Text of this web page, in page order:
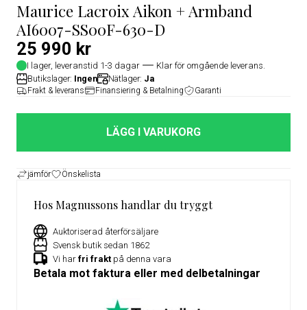
Maurice Lacroix Aikon + Armband
AI6007-SS00F-630-D
25 990 kr
I lager, leveranstid 1-3 dagar
Klar för omgående leverans.
Butikslager: Ingen Nätlager: Ja
Frakt & leverans Finansiering & Betalning Garanti
LÄGG I VARUKORG
jämför Önskelista
Hos Magnussons handlar du tryggt
Auktoriserad återförsäljare
Svensk butik sedan 1862
Vi har fri frakt på denna vara
Betala mot faktura eller med delbetalningar